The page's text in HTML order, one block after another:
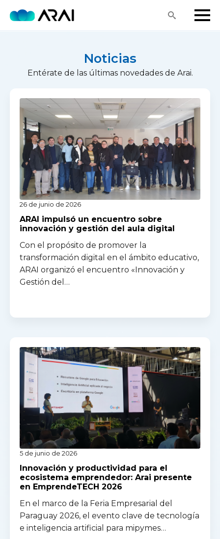
Search
Noticias
Entérate de las últimas novedades de Arai.
ARAI impulsó un encuentro sobre
innovación y gestión del aula digital
26 de junio de 2026
Con el propósito de promover la
transformación digital en el ámbito educativo,
ARAI organizó el encuentro «Innovación y
Gestión del…
Innovación y productividad para el
ecosistema emprendedor: Arai presente
en EmprendeTECH 2026
5 de junio de 2026
En el marco de la Feria Empresarial del
Paraguay 2026, el evento clave de tecnología
e inteligencia artificial para mipymes…